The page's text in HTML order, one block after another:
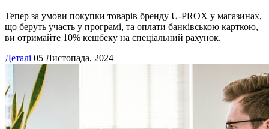
Тепер за умови покупки товарів бренду U-PROX у магазинах,
що беруть участь у програмі, та оплати банківською карткою,
ви отримайте 10% кешбеку на спеціальний рахунок.
Деталі 05 Листопада, 2024